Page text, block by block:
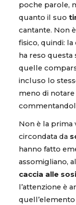
poche parole,
quanto il suo
cantante. Non
fisico, quindi:
ha reso questa
quelle
incluso lo
meno di
Non è la prima
circondata da
hanno fatto
assomigliano,
caccia alle
l’attenzione è